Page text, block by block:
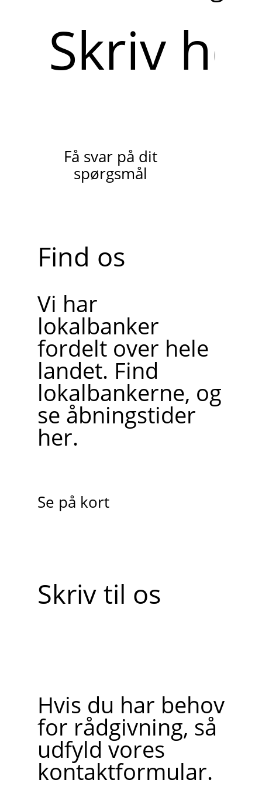
her
Få svar på dit
spørgsmål
Find os
Vi har
lokalbanker
fordelt over hele
landet. Find
lokalbankerne, og
se åbningstider
her.
Se på kort
Skriv til os
Hvis du har behov
for rådgivning, så
udfyld vores
kontaktformular.